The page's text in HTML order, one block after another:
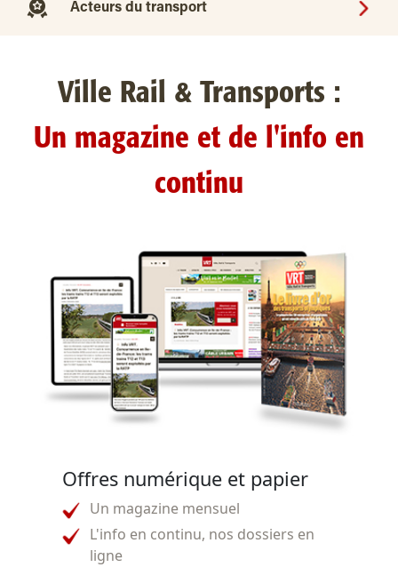
Acteurs du transport
Ville Rail & Transports :
Un magazine et de l'info en
continu
Offres numérique et papier
Un magazine mensuel
L'info en continu, nos dossiers en
ligne